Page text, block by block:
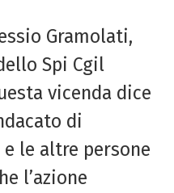
Gramolati,
Spi Cgil
vicenda dice
di
le altre persone
l’azione